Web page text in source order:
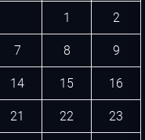
1
2
7 8 9
14 15 16
21 22 23